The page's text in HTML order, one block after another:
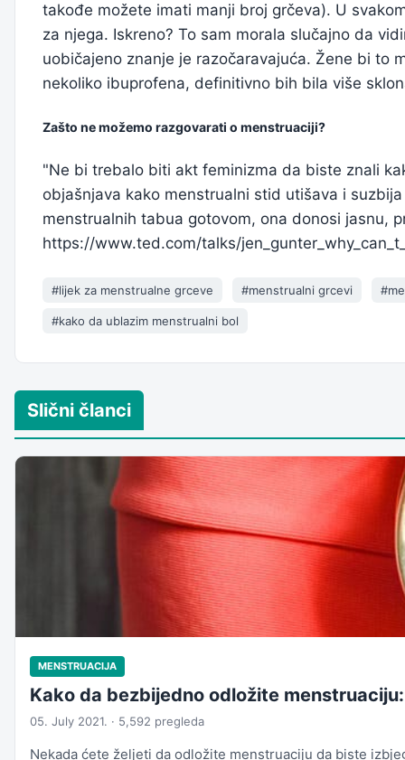
takođe možete imati manji broj grčeva). U
za njega. Iskreno? To sam morala slučajno da
uobičajeno znanje je razočaravajuća. Žene bi to
nekoliko ibuprofena, definitivno bih bila više
Zašto ne možemo razgovarati o menstruaciji?
"Ne bi trebalo biti akt feminizma da biste znali
objašnjava kako menstrualni stid utišava i
menstrualnih tabua gotovom, ona donosi jasnu,
https://www.ted.com/talks/
#lijek za menstrualne grceve #menstrualni grcevi
#kako da ublazim menstrualni bol
Slični članci
MENSTRUACIJA
Kako da bezbijedno odložite
05. July 2021. · 5,592 pregleda
Nekada ćete željeti da odložite menstruaciju da biste